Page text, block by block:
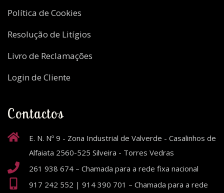
Política de Cookies
Resolução de Litígios
Livro de Reclamações
Login de Cliente
Contactos
E. N. Nº 9 - Zona Industrial de Valverde - Casalinhos de
Alfaiata 2560-525 Silveira - Torres Vedras
261 938 674 – Chamada para a rede fixa nacional
917 242 552 | 914 390 701 – Chamada para a rede